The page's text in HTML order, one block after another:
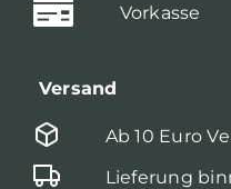
Vorkasse
Versand
Ab 10 Euro
Lieferung